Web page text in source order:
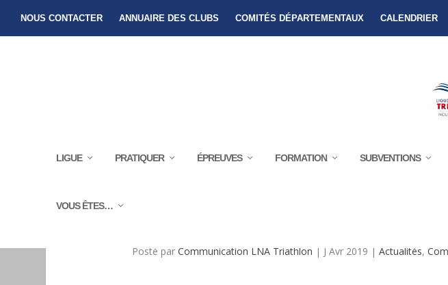
NOUS CONTACTER ANNUAIRE DES CLUBS COMITÉS DÉPARTEMENTAUX CALENDRIER
LIGUE PRATIQUER ÉPREUVES FORMATION SUBVENTIONS
VOUS ÊTES…
Posté par Communication LNA Triathlon | J Avr 2019 | Actualités,